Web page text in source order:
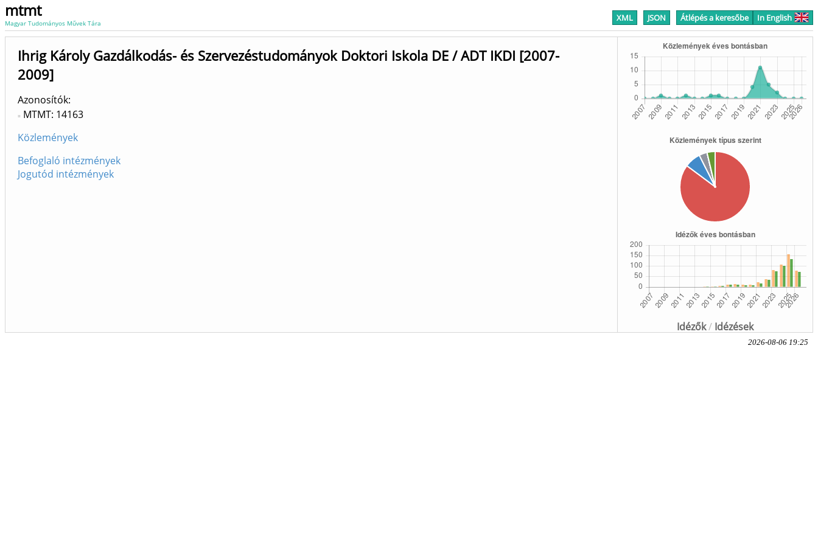
mtmt
Magyar Tudományos Művek Tára XML JSON Átlépés a keresőbe In English
Idézők/ Idézések
Ihrig Károly Gazdálkodás- és Szervezéstudományok Doktori Iskola DE / ADT IKDI [2007-
2009]
Azonosítók
MTMT: 14163
Közlemények
Befoglaló intézmények
Jogutód intézmények
2026-08-06 19:25